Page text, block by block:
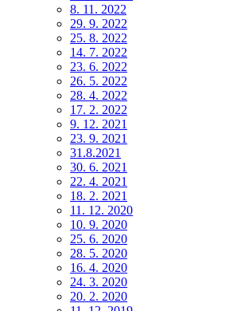
8. 11. 2022
29. 9. 2022
25. 8. 2022
14. 7. 2022
23. 6. 2022
26. 5. 2022
28. 4. 2022
17. 2. 2022
9. 12. 2021
23. 9. 2021
31.8.2021
30. 6. 2021
22. 4. 2021
18. 2. 2021
11. 12. 2020
10. 9. 2020
25. 6. 2020
28. 5. 2020
16. 4. 2020
24. 3. 2020
20. 2. 2020